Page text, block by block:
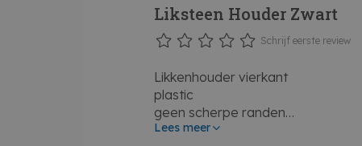
Liksteen Houder Zwart
Schrijf eerste review
Likkenhouder vierkant
plastic
geen scherpe randen
afmetingen: ca. 202 x 206 mm
Lees meer